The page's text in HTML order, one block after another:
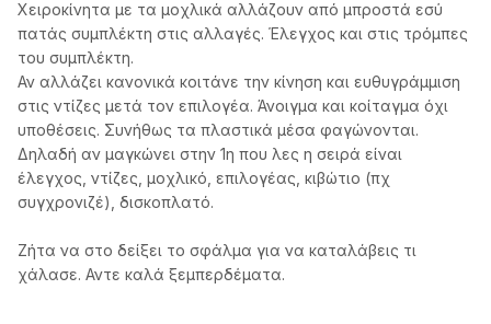
Χειροκίνητα με τα μοχλικά αλλάζουν από μπροστά εσύ
πατάς συμπλέκτη στις αλλαγές. Έλεγχος και στις τρόμπες
του συμπλέκτη.
Αν αλλάζει κανονικά κοιτάνε την κίνηση και ευθυγράμμιση
στις ντίζες μετά τον επιλογέα. Άνοιγμα και κοίταγμα όχι
υποθέσεις. Συνήθως τα πλαστικά μέσα φαγώνονται.
Δηλαδή αν μαγκώνει στην 1η που λες η σειρά είναι
έλεγχος, ντίζες, μοχλικό, επιλογέας, κιβώτιο (πχ
συγχρονιζέ), δισκοπλατό.
Ζήτα να στο δείξει το σφάλμα για να καταλάβεις τι
χάλασε. Αντε καλά ξεμπερδέματα.